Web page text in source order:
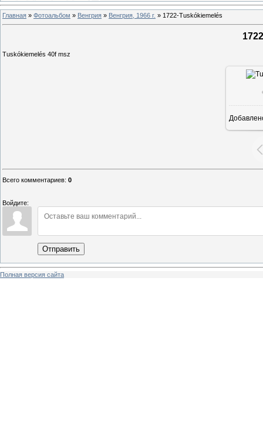
Главная » Фотоальбом » Венгрия » Венгрия, 1966 г. » 1722-Tuskókiemelés
Tuskókiemelés 40f msz
Всего комментариев: 0
Войдите:
Отправить
Полная версия сайта